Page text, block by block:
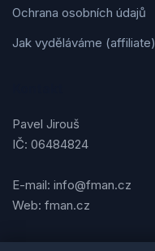
Ochrana osobních údajů
Jak vyděláváme (affiliate)
Pavel Jirouš
IČ: 06484824
E-mail: info@fman.cz
Web: fman.cz